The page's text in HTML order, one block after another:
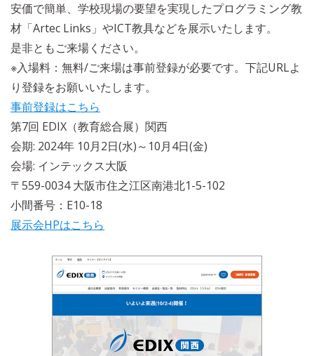
安価で簡単、学校現場の要望を実現したプログラミング教
材「Artec Links」やICT教具などを展示いたします。
是非ともご来場ください。
※入場料：無料/ご来場は事前登録が必要です。下記URLよ
り登録をお願いいたします。
事前登録はこちら
第7回 EDIX（教育総合展）関西
会期: 2024年 10月2日(水)～10月4日(金)
会場: インテックス大阪
〒559-0034 大阪市住之江区南港北1-5-102
小間番号：E10-18
展示会HPはこちら